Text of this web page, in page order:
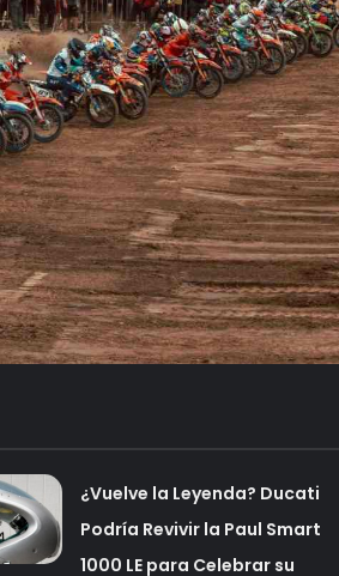
¿Vuelve la Leyenda? Ducati
Podría Revivir la Paul Smart
1000 LE para Celebrar su